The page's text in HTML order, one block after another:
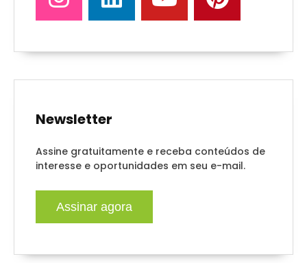
Newsletter
Assine gratuitamente e receba conteúdos de
interesse e oportunidades em seu e-mail.
Assinar agora